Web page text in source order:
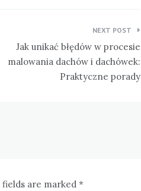
NEXT POST
Jak unikać błędów w procesie
malowania dachów i dachówek:
Praktyczne porady
are marked *